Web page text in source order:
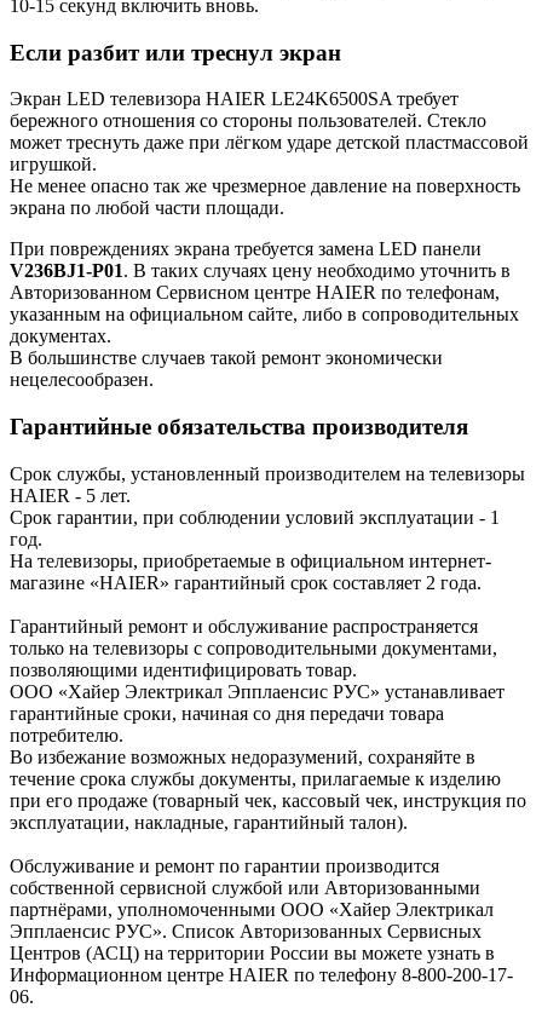
10-15 секунд включить вновь.
Если разбит или треснул экран
Экран LED телевизора HAIER LE24K6500SA требует
бережного отношения со стороны пользователей. Стекло
может треснуть даже при лёгком ударе детской пластмассовой
игрушкой.
Не менее опасно так же чрезмерное давление на поверхность
экрана по любой части площади.
При повреждениях экрана требуется замена LED панели
V236BJ1-P01. В таких случаях цену необходимо уточнить в
Авторизованном Сервисном центре HAIER по телефонам,
указанным на официальном сайте, либо в сопроводительных
документах.
В большинстве случаев такой ремонт экономически
нецелесообразен.
Гарантийные обязательства производителя
Срок службы, установленный производителем на телевизоры
HAIER - 5 лет.
Срок гарантии, при соблюдении условий эксплуатации - 1
год.
На телевизоры, приобретаемые в официальном интернет-
магазине «HAIER» гарантийный срок составляет 2 года.
Гарантийный ремонт и обслуживание распространяется
только на телевизоры с сопроводительными документами,
позволяющими идентифицировать товар.
ООО «Хайер Электрикал Эпплаенсис РУС» устанавливает
гарантийные сроки, начиная со дня передачи товара
потребителю.
Во избежание возможных недоразумений, сохраняйте в
течение срока службы документы, прилагаемые к изделию
при его продаже (товарный чек, кассовый чек, инструкция по
эксплуатации, накладные, гарантийный талон).
Обслуживание и ремонт по гарантии производится
собственной сервисной службой или Авторизованными
партнёрами, уполномоченными ООО «Хайер Электрикал
Эпплаенсис РУС». Список Авторизованных Сервисных
Центров (АСЦ) на территории России вы можете узнать в
Информационном центре HAIER по телефону 8-800-200-17-
06.